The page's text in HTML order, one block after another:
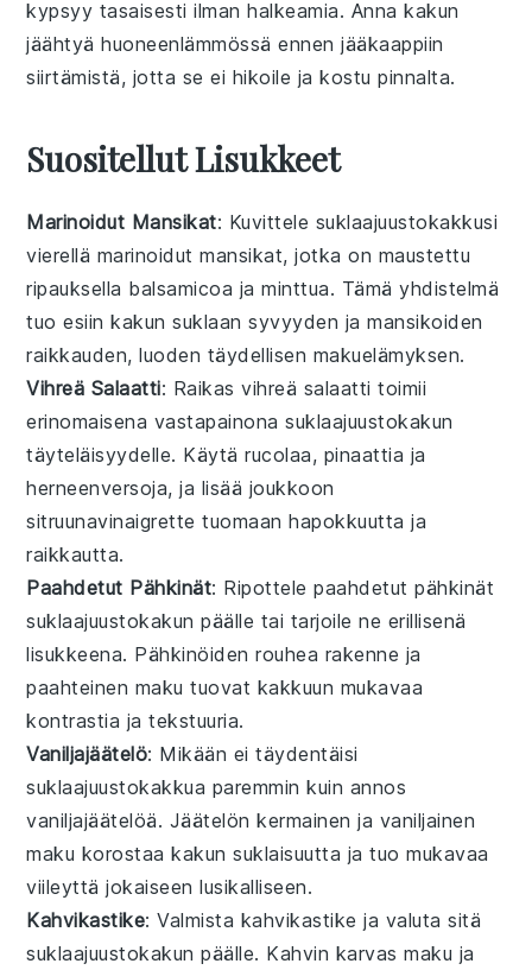
kypsyy tasaisesti ilman halkeamia. Anna kakun
jäähtyä huoneenlämmössä ennen jääkaappiin
siirtämistä, jotta se ei hikoile ja kostu pinnalta.
Suositellut Lisukkeet
Marinoidut Mansikat: Kuvittele suklaajuustokakkusi
vierellä marinoidut mansikat, jotka on maustettu
ripauksella balsamicoa jaminttua. Tämä yhdistelmä
tuo esiin kakunsuklaan syvyyden jamansikoiden
raikkauden, luoden täydellisen makuelämyksen.
Vihreä Salaatti: Raikasvihreä salaatti toimii
erinomaisena vastapainonasuklaajuustokakun
täyteläisyydelle. Käytärucolaa, pinaattia ja
herneenversoja, ja lisää joukkoon
sitruunavinaigrette tuomaanhapokkuutta ja
raikkautta.
Paahdetut Pähkinät: Ripottelepaahdetut pähkinät
suklaajuustokakun päälle tai tarjoile ne erillisenä
lisukkeena. Pähkinöiden rouhea rakenne ja
paahteinen maku tuovat kakkuun mukavaa
kontrastia jatekstuuria.
Vaniljajäätelö: Mikään ei täydentäisi
suklaajuustokakkua paremmin kuin annos
vaniljajäätelöä. Jäätelön kermainen ja vaniljainen
maku korostaa kakunsuklaisuutta ja tuo mukavaa
viileyttä jokaiseenlusikalliseen.
Kahvikastike: Valmista kahvikastike ja valuta sitä
suklaajuustokakun päälle. Kahvin karvas maku ja